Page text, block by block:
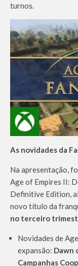
turnos.
As novidades da
Na apresentação,
Age of Empires II:
Definitive Edition,
novo título da
no terceiro
Novidades de
expansão: Dawn
Campanhas